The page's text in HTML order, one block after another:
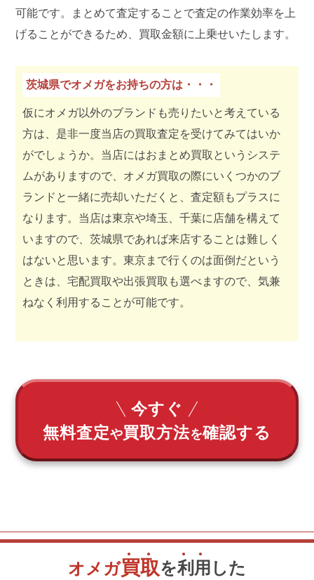
可能です。まとめて査定することで査定の作業効率を上
げることができるため、買取金額に上乗せいたします。
茨城県でオメガをお持ちの方は・・・
仮にオメガ以外のブランドも売りたいと考えている
方は、是非一度当店の買取査定を受けてみてはいか
がでしょうか。当店にはおまとめ買取というシステ
ムがありますので、オメガ買取の際にいくつかのブ
ランドと一緒に売却いただくと、査定額もプラスに
なります。当店は東京や埼玉、千葉に店舗を構えて
いますので、茨城県であれば来店することは難しく
はないと思います。東京まで行くのは面倒だという
ときは、宅配買取や出張買取も選べますので、気兼
ねなく利用することが可能です。
今すぐ
無料査定や買取方法を確認する
オメガ買取を利 用 した